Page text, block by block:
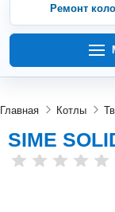
Ремонт
Главная Котлы
SIME